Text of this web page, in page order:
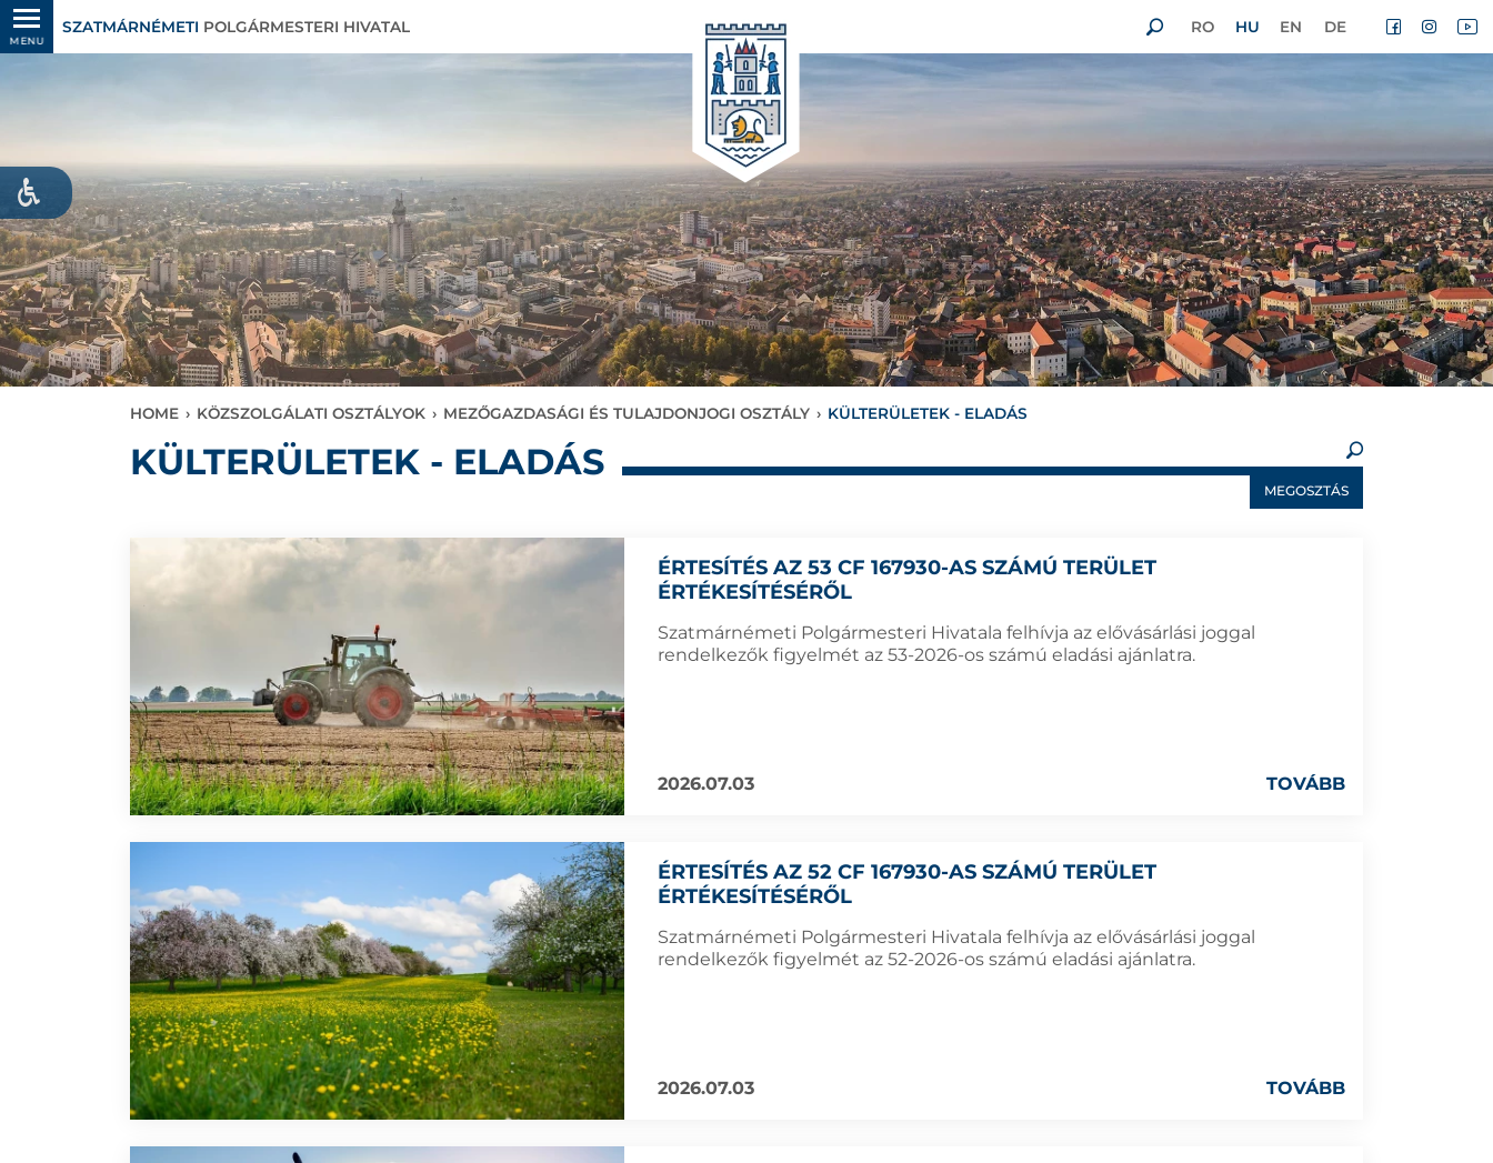
MENU
SZATMÁRNÉMETI POLGÁRMESTERI HIVATAL RO HU EN DE
HOME › KÖZSZOLGÁLATI OSZTÁLYOK › MEZŐGAZDASÁGI ÉS TULAJDONJOGI OSZTÁLY › KÜLTERÜLETEK - ELADÁS
KÜLTERÜLETEK - ELADÁS
MEGOSZTÁS
ÉRTESÍTÉS AZ 53 CF 167930-AS SZÁMÚ TERÜLET
ÉRTÉKESÍTÉSÉRŐL
Szatmárnémeti Polgármesteri Hivatala felhívja az elővásárlási joggal
rendelkezők figyelmét az 53-2026-os számú eladási ajánlatra.
2026.07.03 TOVÁBB
ÉRTESÍTÉS AZ 52 CF 167930-AS SZÁMÚ TERÜLET
ÉRTÉKESÍTÉSÉRŐL
Szatmárnémeti Polgármesteri Hivatala felhívja az elővásárlási joggal
rendelkezők figyelmét az 52-2026-os számú eladási ajánlatra.
2026.07.03 TOVÁBB